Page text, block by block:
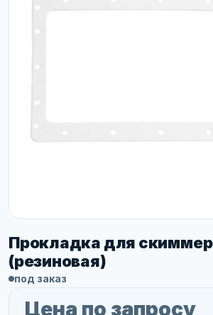
Прокладка для
(резиновая)
под заказ
Цена по запросу